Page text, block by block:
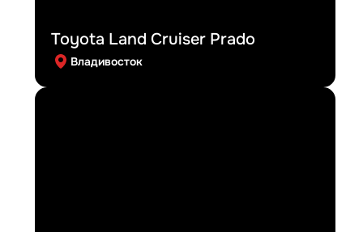
Toyota Land Cruiser Prado
Владивосток